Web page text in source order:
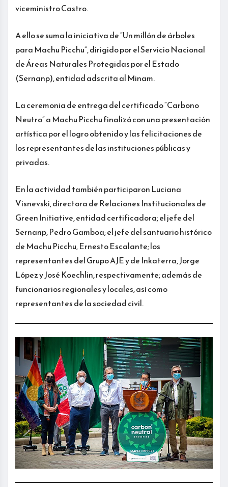
viceministro Castro.
A ello se suma la iniciativa de “Un millón de árboles
para Machu Picchu”, dirigido por el Servicio Nacional
de Áreas Naturales Protegidas por el Estado
(Sernanp), entidad adscrita al Minam.
La ceremonia de entrega del certificado “Carbono
Neutro” a Machu Picchu finalizó con una presentación
artística por el logro obtenido y las felicitaciones de
los representantes de las instituciones públicas y
privadas.
En la actividad también participaron Luciana
Visnevski, directora de Relaciones Institucionales de
Green Initiative, entidad certificadora; el jefe del
Sernanp, Pedro Gamboa; el jefe del santuario histórico
de Machu Picchu, Ernesto Escalante; los
representantes del Grupo AJE y de Inkaterra, Jorge
López y José Koechlin, respectivamente; además de
funcionarios regionales y locales, así como
representantes de la sociedad civil.